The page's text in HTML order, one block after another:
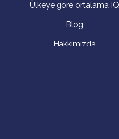
Ülkeye göre ortalama IQ
Blog
Hakkımızda